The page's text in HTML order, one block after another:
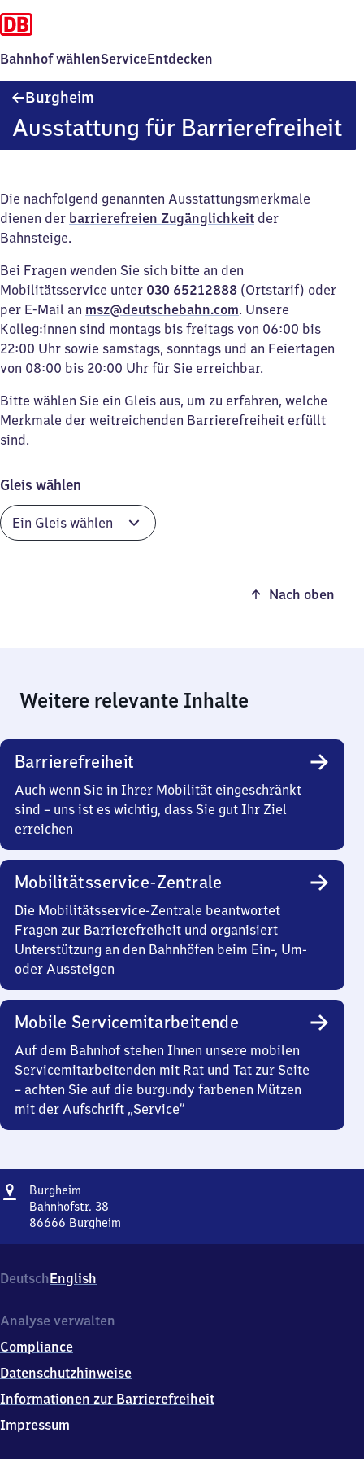
Bahnhof wählenServiceEntdecken
Burgheim
Ausstattung für Barrierefreiheit
Die nachfolgend genannten Ausstattungsmerkmale
dienen der barrierefreien Zugänglichkeit der
Bahnsteige.
Bei Fragen wenden Sie sich bitte an den
Mobilitätsservice unter 030 65212888 (Ortstarif) oder
per E-Mail an msz@deutschebahn.com. Unsere
Kolleg:innen sind montags bis freitags von 06:00 bis
22:00 Uhr sowie samstags, sonntags und an Feiertagen
von 08:00 bis 20:00 Uhr für Sie erreichbar.
Bitte wählen Sie ein Gleis aus, um zu erfahren, welche
Merkmale der weitreichenden Barrierefreiheit erfüllt
sind.
Gleis wählen
Nach oben
Weitere relevante Inhalte
Barrierefreiheit
Auch wenn Sie in Ihrer Mobilität eingeschränkt
sind – uns ist es wichtig, dass Sie gut Ihr Ziel
erreichen
Mobilitätsservice-Zentrale
Die Mobilitätsservice-Zentrale beantwortet
Fragen zur Barrierefreiheit und organisiert
Unterstützung an den Bahnhöfen beim Ein-, Um-
oder Aussteigen
Mobile Servicemitarbeitende
Auf dem Bahnhof stehen Ihnen unsere mobilen
Servicemitarbeitenden mit Rat und Tat zur Seite
– achten Sie auf die burgundy farbenen Mützen
mit der Aufschrift „Service“
Adresse
Burgheim
Bahnhofstr. 38
86666 Burgheim
38,
8
6
6
Burgheim
DeutschEnglish
Analyse verwalten
Compliance
Datenschutzhinweise
Informationen zur Barrierefreiheit
Impressum